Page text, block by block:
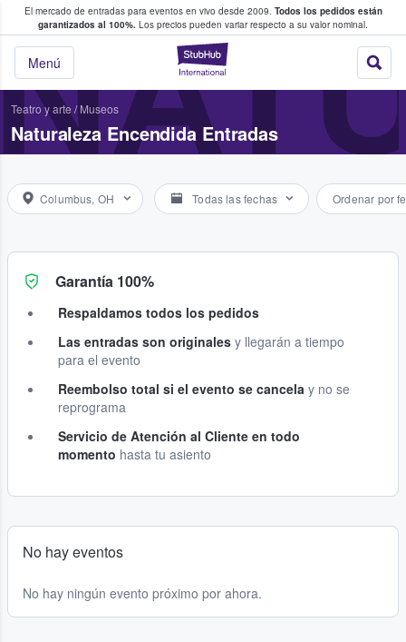
El mercado de entradas para eventos en vivo desde 2009. Todos los pedidos están
garantizados al 100%. Los precios pueden variar respecto a su valor nominal.
StubHub:
Menú
y venta de entradas entre fans
Teatro y arte / Museos
Naturaleza Encendida Entradas
Columbus, OH Todas las fechas Ordenar por
Garantía 100%
Respaldamos todos los pedidos
Las entradas son originales y llegarán a tiempo
para el evento
Reembolso total si el evento se cancela y no se
reprograma
Servicio de Atención al Cliente en todo
momento hasta tu asiento
No hay eventos
No hay ningún evento próximo por ahora.